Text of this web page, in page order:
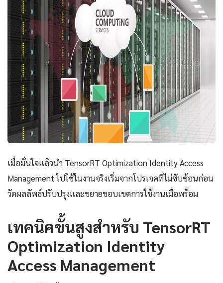
เมื่อมั่นใจแล้วนำ TensorRT Optimization Identity Access
Management ไปใช้ในงานจริงเริ่มจากโปรเจคที่ไม่ซับซ้อนก่อน
วัดผลลัพธ์ปรับปรุงและขยายขอบเขตการใช้งานเมื่อพร้อม
เทคนิคขั้นสูงสำหรับ TensorRT
Optimization Identity
Access Management